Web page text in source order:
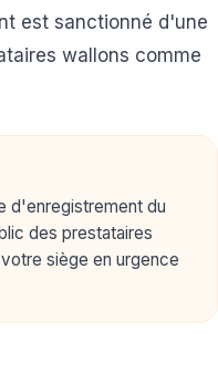
est sanctionné d'une
wallons comme
d'enregistrement du
des prestataires
siège en urgence